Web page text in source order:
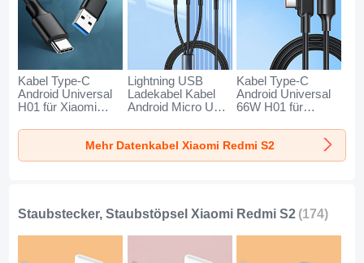
Kabel Type-C
Android Universal
H01 für Xiaomi
Dunkelgrau
Lightning USB
Ladekabel Kabel
Android Micro USB
für Xiaomi Redmi
S2 Schwarz
Kabel Type-C
Android Universal
66W H01 für
Schwarz
Mehr Datenkabel Xiaomi Redmi S2
Staubstecker, Staubstöpsel Xiaomi Redmi S2 (174)